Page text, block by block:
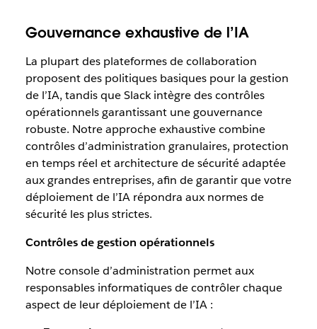
Gouvernance exhaustive de l’IA
La plupart des plateformes de collaboration
proposent des politiques basiques pour la gestion
de l’IA, tandis que Slack intègre des contrôles
opérationnels garantissant une gouvernance
robuste. Notre approche exhaustive combine
contrôles d’administration granulaires, protection
en temps réel et architecture de sécurité adaptée
aux grandes entreprises, afin de garantir que votre
déploiement de l’IA répondra aux normes de
sécurité les plus strictes.
Contrôles de gestion opérationnels
Notre console d’administration permet aux
responsables informatiques de contrôler chaque
aspect de leur déploiement de l’IA :